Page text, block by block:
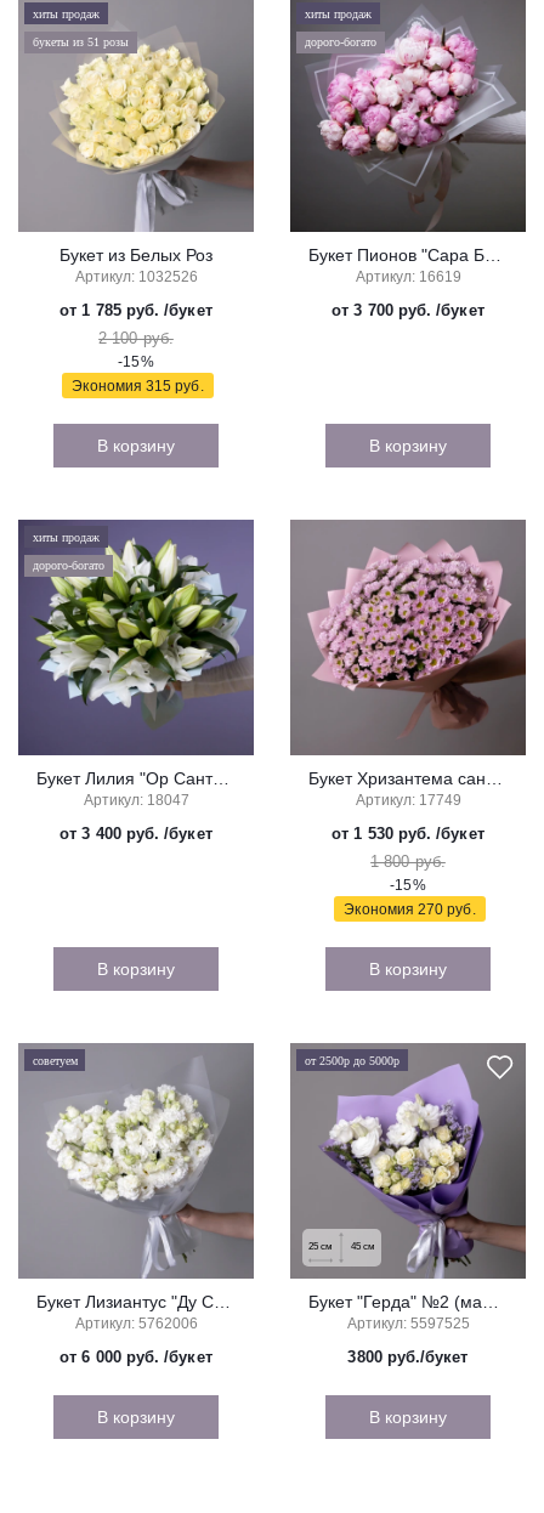
хиты продаж
букеты из 51 розы
Букет из Белых Роз
Артикул: 1032526
от 1 785 руб./букет
2 100 руб.
-15%
Экономия315 руб.
В корзину
хиты продаж
дорого-богато
Букет Пионов "Сара Бернар Розовый"
Артикул: 16619
от 3 700 руб./букет
В корзину
хиты продаж
дорого-богато
Букет Лилия "Ор Сантандер"
Артикул: 18047
от 3 400 руб./букет
В корзину
Букет Хризантема сантини "Росси Пинк"
Артикул: 17749
от 1 530 руб./букет
1 800 руб.
-15%
Экономия270 руб.
В корзину
советуем
Букет Лизиантус "Ду Селеб кристал"
Артикул: 5762006
от 6 000 руб./букет
В корзину
от 2500р до 5000р
25 см 45 см
Букет "Герда" №2 (малый)
Артикул: 5597525
3800руб./букет
В корзину